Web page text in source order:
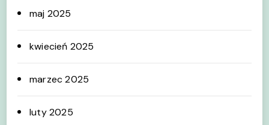
maj 2025
kwiecień 2025
marzec 2025
luty 2025